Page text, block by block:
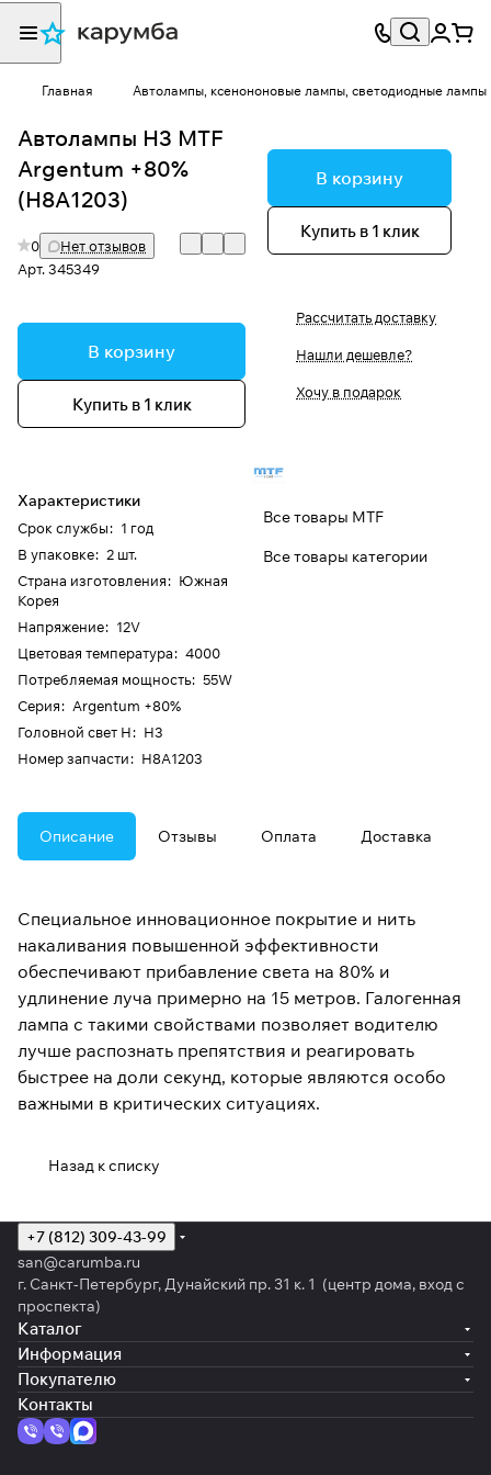
Главная Автолампы, ксенононовые лампы, светодиодные лампы
Автолампы H3 MTF
Argentum +80%
(H8A1203)
0
Нет отзывов
Арт.345349
В корзину
Купить в 1 клик
Характеристики
Срок службы: 1 год
В упаковке: 2 шт.
Страна изготовления: Южная
Корея
Напряжение: 12V
Цветовая температура: 4000
Потребляемая мощность: 55W
Серия: Argentum +80%
Головной свет H: H3
Номер запчасти: H8A1203
В корзину
Купить в 1 клик
Рассчитать доставку
Нашли дешевле?
Хочу в подарок
Все товары MTF
Все товары категории
Описание Отзывы Оплата Доставка
Специальное инновационное покрытие и нить
накаливания повышенной эффективности
обеспечивают прибавление света на 80% и
удлинение луча примерно на 15 метров. Галогенная
лампа с такими свойствами позволяет водителю
лучше распознать препятствия и реагировать
быстрее на доли секунд, которые являются особо
важными в критических ситуациях.
Назад к списку
+7 (812) 309-43-99
san@carumba.ru
г. Санкт-Петербург, Дунайский пр. 31 к. 1 (центр дома, вход с
проспекта)
Каталог
Информация
Покупателю
Контакты